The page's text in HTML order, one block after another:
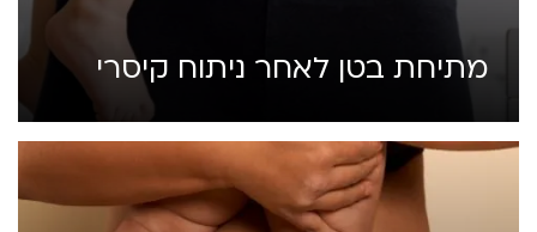
מתיחת בטן לאחר ניתוח קיסרי